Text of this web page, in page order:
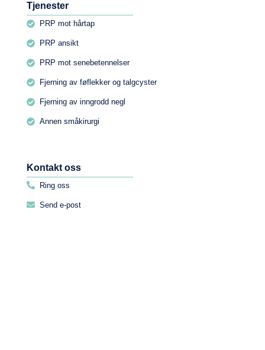
Tjenester
PRP mot hårtap
PRP ansikt
PRP mot senebetennelser
Fjerning av føflekker og talgcyster
Fjerning av inngrodd negl
Annen småkirurgi
Kontakt oss
Ring oss
Send e-post